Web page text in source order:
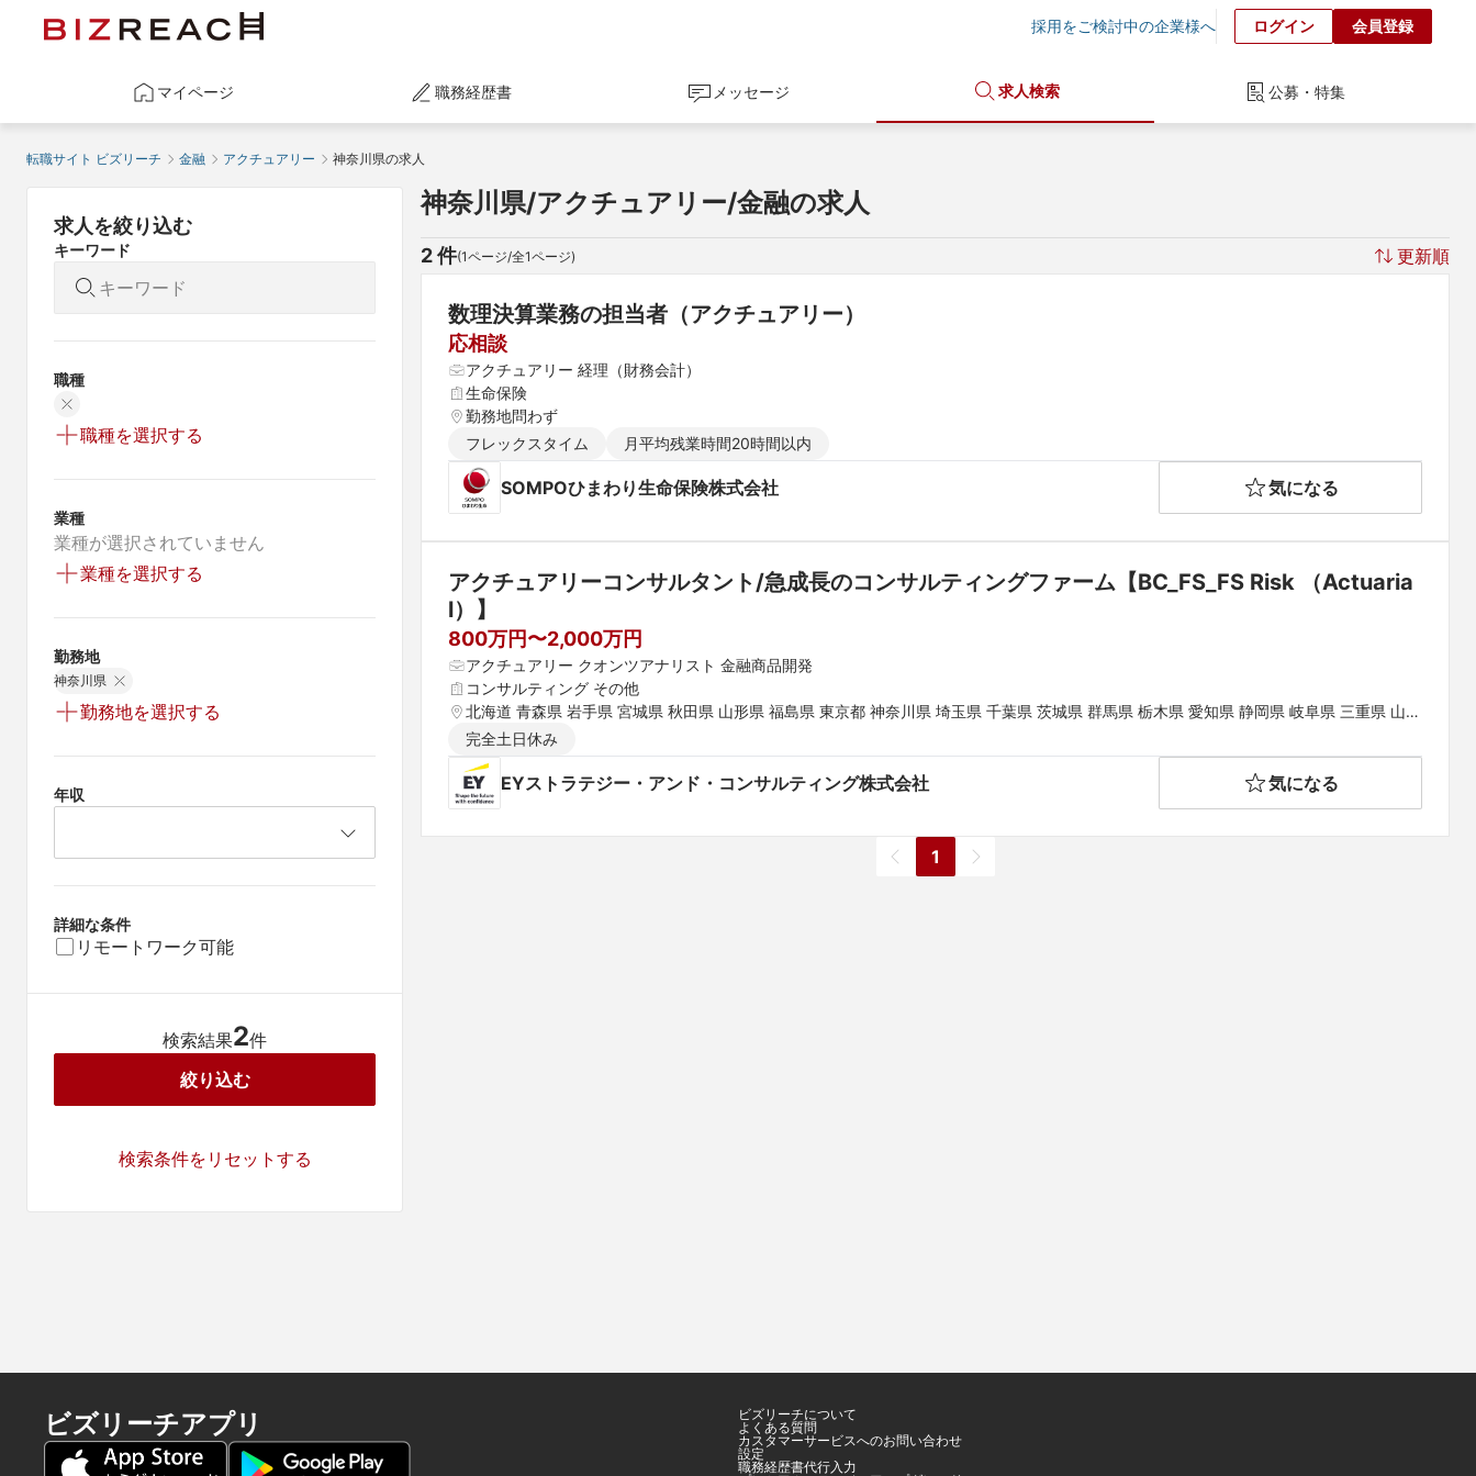
採用をご検討中の企業様へ ログイン 会員登録
マイページ 職務経歴書 メッセージ 求人検索 公募・特集
転職サイト ビズリーチ 金融 アクチュアリー 神奈川県の求人
求人を絞り込む
キーワード
職種
職種を選択する
業種
業種が選択されていません
業種を選択する
勤務地
神奈川県
勤務地を選択する
年収
詳細な条件
リモートワーク可能
検索結果2件
絞り込む
検索条件をリセットする
神奈川県/アクチュアリー/金融の求人
2 件(1ページ/全1ページ) 更新順
数理決算業務の担当者（アクチュアリー）
応相談
アクチュアリー 経理（財務会計）
生命保険
勤務地問わず
フレックスタイム
月平均残業時間20時間以内
SOMPOひまわり生命保険株式会社 気になる
アクチュアリーコンサルタント/急成長のコンサルティングファーム【BC_FS_FS Risk （Actuaria
l）】
800万円〜2,000万円
アクチュアリー クオンツアナリスト 金融商品開発
コンサルティング その他
北海道 青森県 岩手県 宮城県 秋田県 山形県 福島県 東京都 神奈川県 埼玉県 千葉県 茨城県 群馬県 栃木県 愛知県 静岡県 岐阜県 三重県 山梨
県 新潟県 富山県 石川県 福井県 長野県 大阪府 京都府 兵庫県 滋賀県 奈良県 和歌山県 鳥取県 島根県 岡山県 広島県 山口県 徳島県 香川県
愛媛県 高知県 福岡県 佐賀県 長崎県 熊本県 大分県 宮崎県 鹿児島県 沖縄県
完全土日休み
EYストラテジー・アンド・コンサルティング株式会社 気になる
1
ビズリーチアプリ
ビズリーチについて
よくある質問
カスタマーサービスへのお問い合わせ
設定
職務経歴書代行入力